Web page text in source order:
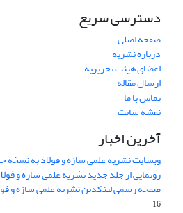
دسترسی سریع
صفحه اصلی
درباره نشریه
اعضای هیئت تحریریه
ارسال مقاله
تماس با ما
نقشه سایت
آخرین اخبار
وبسایت نشریه علمی سازه و فولاد به
رونمایی از جلد جدید نشریه علمی سازه و
صفحه رسمی لینکدین نشریه علمی سازه و
16